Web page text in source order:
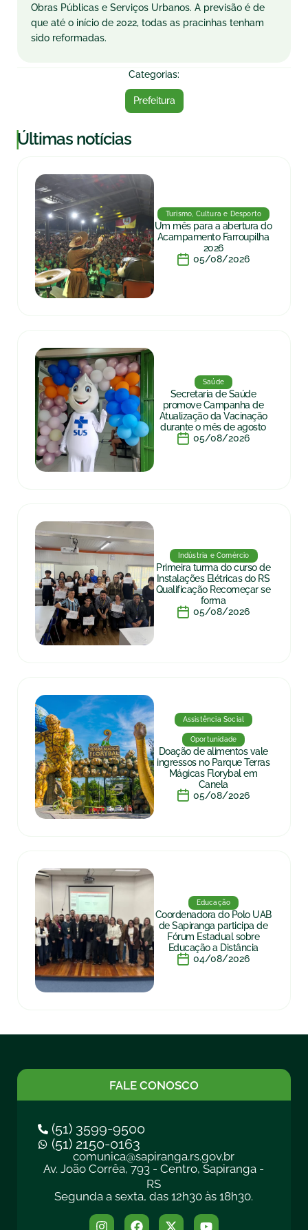
Obras Públicas e Serviços Urbanos. A previsão é de
que até o início de 2022, todas as pracinhas tenham
sido reformadas.
Categorias:
Prefeitura
|Últimas notícias
Turismo, Cultura e Desporto
Um mês para a abertura do
Acampamento Farroupilha
2026
05/08/2026
Saúde
Secretaria de Saúde
promove Campanha de
Atualização da Vacinação
durante o mês de agosto
05/08/2026
Indústria e Comércio
Primeira turma do curso de
Instalações Elétricas do RS
Qualificação Recomeçar se
forma
05/08/2026
Assistência Social
Oportunidade
Doação de alimentos vale
ingressos no Parque Terras
Mágicas Florybal em
Canela
05/08/2026
Educação
Coordenadora do Polo UAB
de Sapiranga participa de
Fórum Estadual sobre
Educação a Distância
04/08/2026
FALE CONOSCO
(51) 3599-9500
(51) 2150-0163
comunica@sapiranga.rs.gov.br
Av. João Corrêa, 793 - Centro, Sapiranga -
RS
Segunda a sexta, das 12h30 às 18h30.